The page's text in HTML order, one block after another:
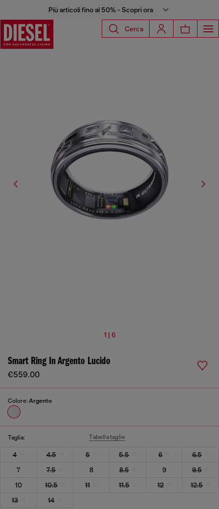
Più articoli fino al 50% - Scopri ora
Cerca
1 | 6
Smart Ring In Argento Lucido
€559.00
Colore: Argento
Taglia: Tabella taglie
4 4.5 5 5.5 6
6.5
7
7.5 8 8.5 9
9.5
10
10.5 11 11.5 12
12.5
13
14